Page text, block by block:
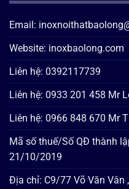
Email:
Website: inoxbaolong.com
Liên hệ: 0392117739
Liên hệ: 0933 201 458 Mr
Liên hệ: 0966 848 670 Mr
Mã số thuế/Số QĐ thành
21/10/2019
Địa chỉ: C9/77 Võ Văn Vân